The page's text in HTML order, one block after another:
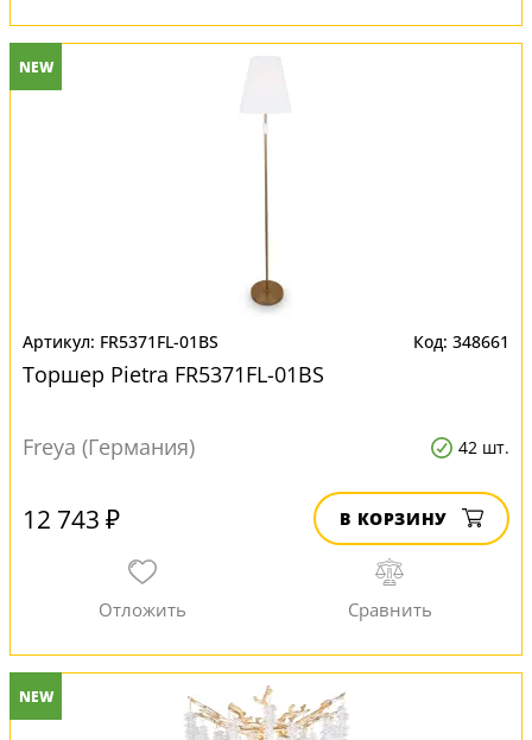
NEW
FR5371FL-01BS 348661
Торшер Pietra FR5371FL-01BS
Freya (Германия) 42 шт.
12 743 ₽ В КОРЗИНУ
NEW